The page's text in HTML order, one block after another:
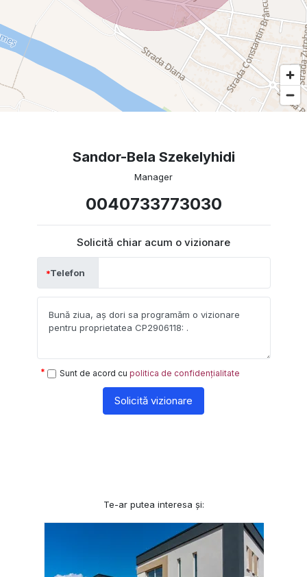
Sandor-Bela Szekelyhidi
Manager
0040733773030
Solicită chiar acum o vizionare
Telefon
Sunt de acord cu politica de confidențialitate
Solicită vizionare
Te-ar putea interesa și: